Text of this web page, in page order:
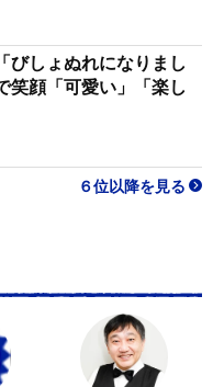
びしょぬれになりまし
笑顔「可愛い」「楽し
６位以降を見る